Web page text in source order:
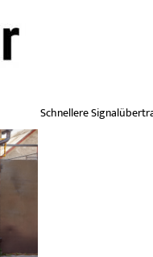
Schnellere